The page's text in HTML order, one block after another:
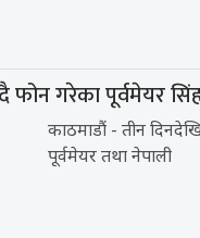
फोन गरेका पूर्वमेयर
काठमाडौं - तीन
पूर्वमेयर तथा नेपाली